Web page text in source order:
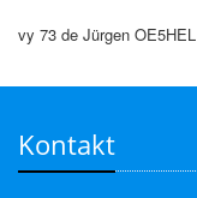
vy 73 de Jürgen OE5HEL
Kontakt